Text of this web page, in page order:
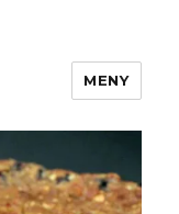
MENY